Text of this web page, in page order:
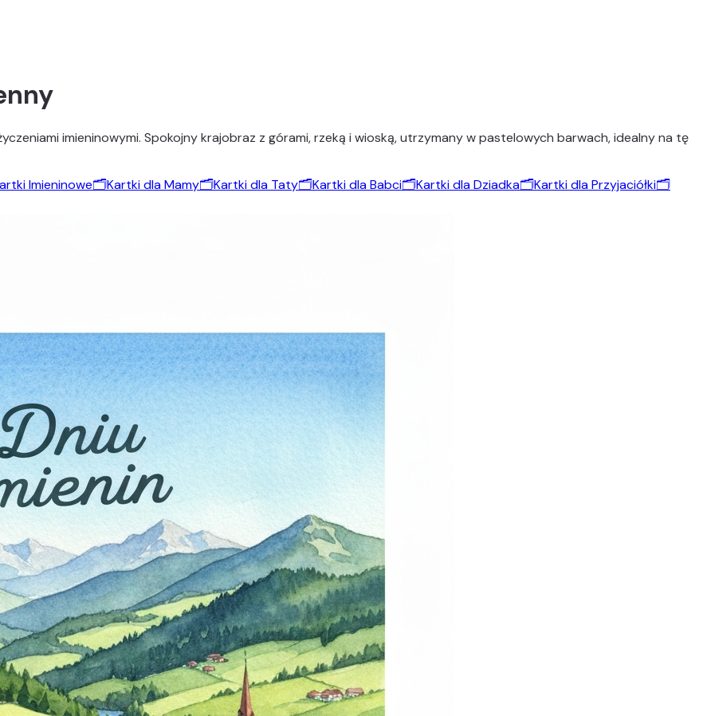
imieninowymi. Spokojny krajobraz z górami, rzeką i wioską, utrzymany w pastelowych barwach, idealny na tę
Imieninowe🗂️Kartki dla Mamy🗂️Kartki dla Taty🗂️Kartki dla Babci🗂️Kartki dla Dziadka🗂️Kartki dla Przyjaciółki🗂️